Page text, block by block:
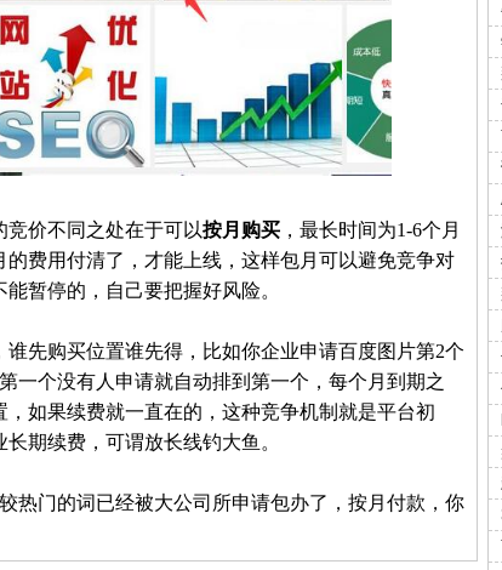
价不同之处在于可以按月购买 ，最长时间为1-6个月
费用付清了，才能上线，这样包月可以避免竞争对
暂停的，自己要把握好风险。
先购买位置谁先得，比如你企业申请百度图片第2个
一个没有人申请就自动排到第一个，每个月到期之
如果续费就一直在的，这种竞争机制就是平台初
长期续费，可谓放长线钓大鱼。
热门的词已经被大公司所申请包办了，按月付款，你